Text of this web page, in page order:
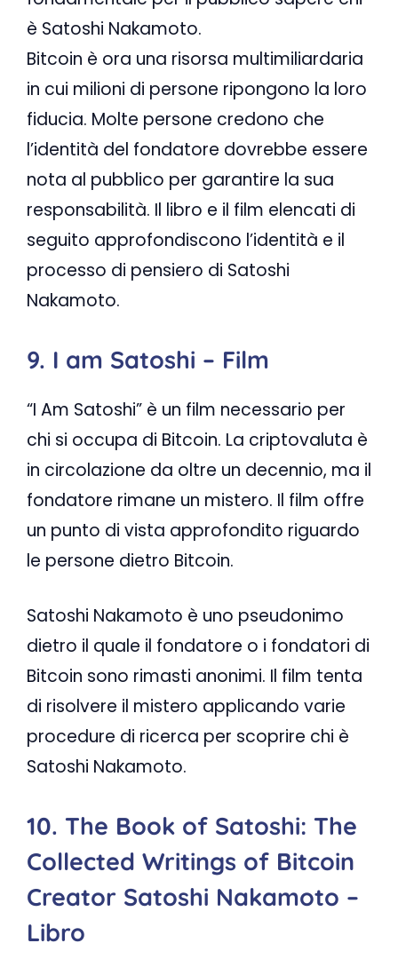
è Satoshi Nakamoto.
Bitcoin è ora una risorsa multimiliardaria
in cui milioni di persone ripongono la loro
fiducia. Molte persone credono che
l’identità del fondatore dovrebbe essere
nota al pubblico per garantire la sua
responsabilità. Il libro e il film elencati di
seguito approfondiscono l’identità e il
processo di pensiero di Satoshi
Nakamoto.
9. I am Satoshi – Film
“I Am Satoshi” è un film necessario per
chi si occupa di Bitcoin. La criptovaluta è
in circolazione da oltre un decennio, ma il
fondatore rimane un mistero. Il film offre
un punto di vista approfondito riguardo
le persone dietro Bitcoin.
Satoshi Nakamoto è uno pseudonimo
dietro il quale il fondatore o i fondatori di
Bitcoin sono rimasti anonimi. Il film tenta
di risolvere il mistero applicando varie
procedure di ricerca per scoprire chi è
Satoshi Nakamoto.
10. The Book of Satoshi: The
Collected Writings of Bitcoin
Creator Satoshi Nakamoto –
Libro